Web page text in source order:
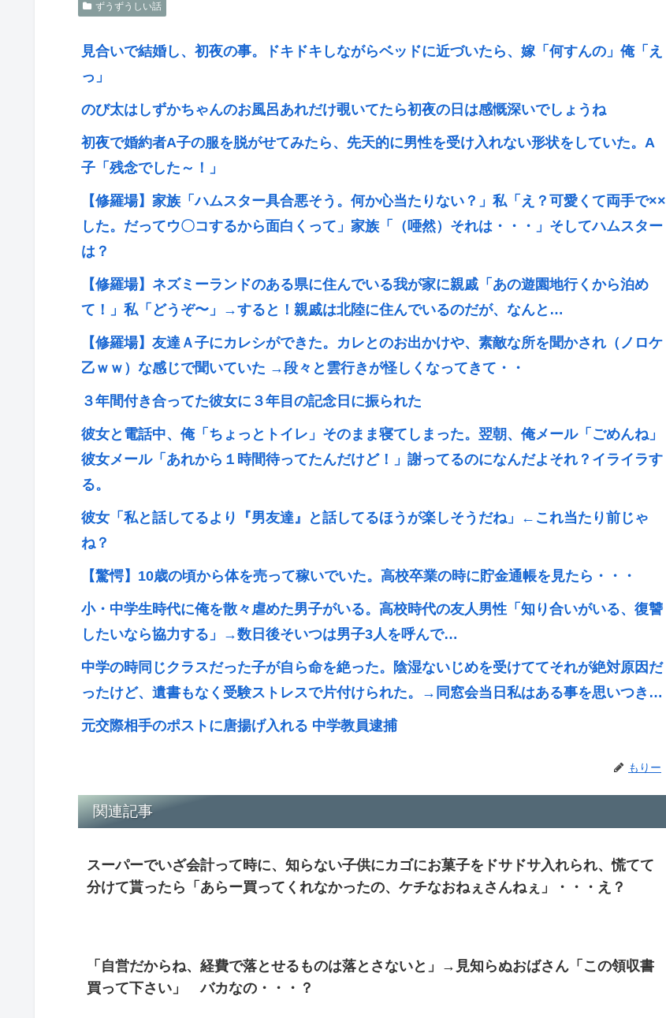
ずうずうしい話
見合いで結婚し、初夜の事。ドキドキしながらベッドに近づいたら、嫁「何すんの」俺「え
っ」
のび太はしずかちゃんのお風呂あれだけ覗いてたら初夜の日は感慨深いでしょうね
初夜で婚約者A子の服を脱がせてみたら、先天的に男性を受け入れない形状をしていた。A
子「残念でした～！」
【修羅場】家族「ハムスター具合悪そう。何か心当たりない？」私「え？可愛くて両手で××
した。だってウ〇コするから面白くって」家族「（唖然）それは・・・」そしてハムスター
は？
【修羅場】ネズミーランドのある県に住んでいる我が家に親戚「あの遊園地行くから泊め
て！」私「どうぞ〜」→すると！親戚は北陸に住んでいるのだが、なんと…
【修羅場】友達Ａ子にカレシができた。カレとのお出かけや、素敵な所を聞かされ（ノロケ
乙ｗｗ）な感じで聞いていた →段々と雲行きが怪しくなってきて・・
３年間付き合ってた彼女に３年目の記念日に振られた
彼女と電話中、俺「ちょっとトイレ」そのまま寝てしまった。翌朝、俺メール「ごめんね」
彼女メール「あれから１時間待ってたんだけど！」謝ってるのになんだよそれ？イライラす
る。
彼女「私と話してるより『男友達』と話してるほうが楽しそうだね」←これ当たり前じゃ
ね？
【驚愕】10歳の頃から体を売って稼いでいた。高校卒業の時に貯金通帳を見たら・・・
小・中学生時代に俺を散々虐めた男子がいる。高校時代の友人男性「知り合いがいる、復讐
したいなら協力する」→数日後そいつは男子3人を呼んで…
中学の時同じクラスだった子が自ら命を絶った。陰湿ないじめを受けててそれが絶対原因だ
ったけど、遺書もなく受験ストレスで片付けられた。→同窓会当日私はある事を思いつき…
元交際相手のポストに唐揚げ入れる 中学教員逮捕
もりー
関連記事
スーパーでいざ会計って時に、知らない子供にカゴにお菓子をドサドサ入れられ、慌てて
分けて貰ったら「あらー買ってくれなかったの、ケチなおねぇさんねぇ」・・・え？
「自営だからね、経費で落とせるものは落とさないと」→見知らぬおばさん「この領収書
買って下さい」 バカなの・・・？